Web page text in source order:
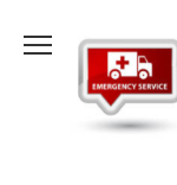
содержанию